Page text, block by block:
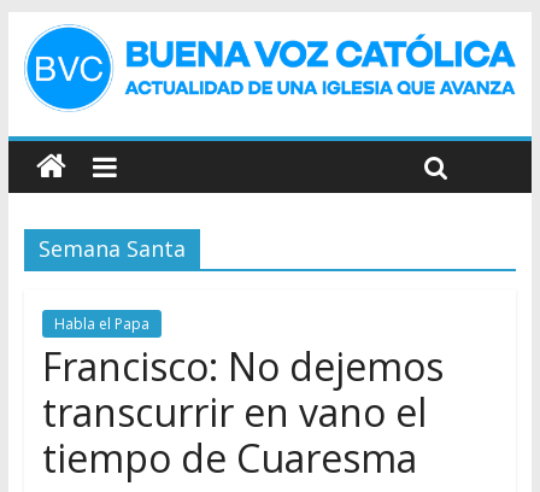
Semana Santa
Habla el Papa
Francisco: No dejemos
transcurrir en vano el
tiempo de Cuaresma